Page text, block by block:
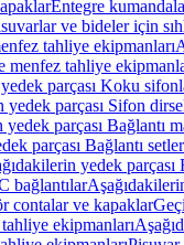
Entegre
ve bideler için
tahliye ekipmanları
menfez tahliye
parçası Koku
yedek parçası Sifon
yedek parçası Bağlantı
parçası Bağlantı
yedek parçası
bağlantılar
contalar ve kapaklar
ekipmanları